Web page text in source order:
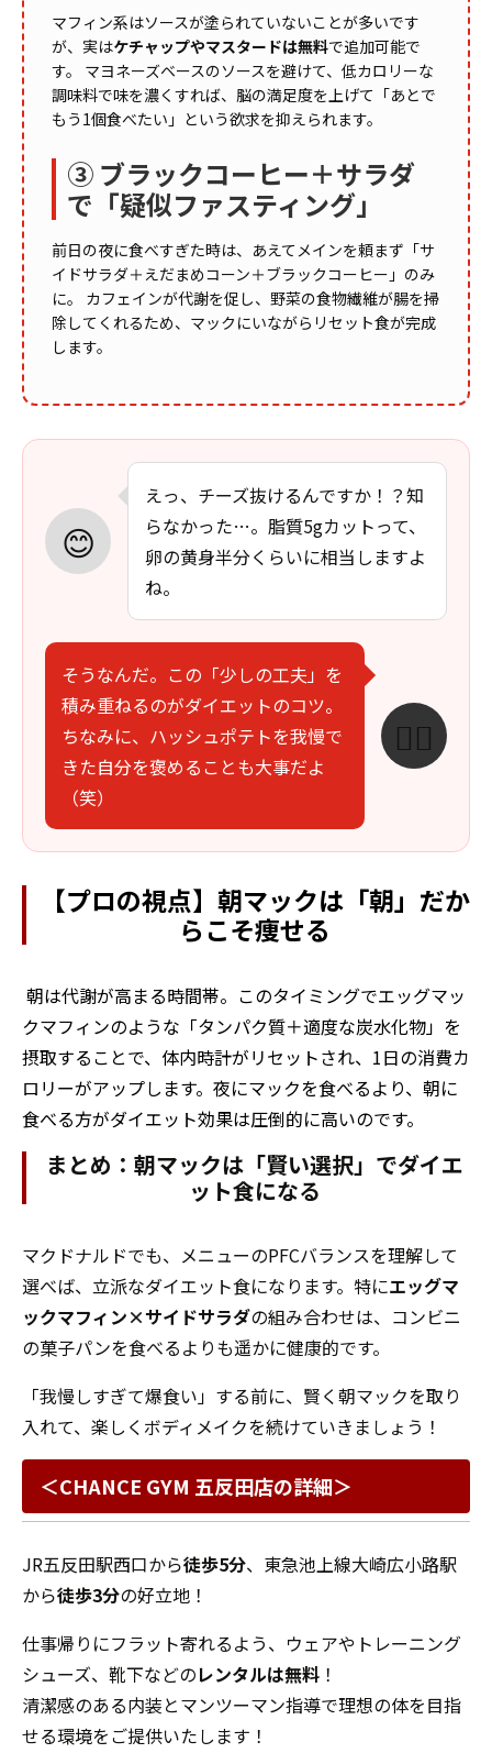
マフィン系はソースが塗られていないことが多いです
が、実はケチャップやマスタードは無料で追加可能で
す。 マヨネーズベースのソースを避けて、低カロリーな
調味料で味を濃くすれば、脳の満足度を上げて「あとで
もう1個食べたい」という欲求を抑えられます。
③ ブラックコーヒー＋サラダ
で「疑似ファスティング」
前日の夜に食べすぎた時は、あえてメインを頼まず「サ
イドサラダ＋えだまめコーン＋ブラックコーヒー」のみ
に。 カフェインが代謝を促し、野菜の食物繊維が腸を掃
除してくれるため、マックにいながらリセット食が完成
します。
😊
えっ、チーズ抜けるんですか！？知
らなかった…。脂質5gカットって、
卵の黄身半分くらいに相当しますよ
ね。
🏃‍♂️
そうなんだ。この「少しの工夫」を
積み重ねるのがダイエットのコツ。
ちなみに、ハッシュポテトを我慢で
きた自分を褒めることも大事だよ
（笑）
【プロの視点】朝マックは「朝」だか
らこそ痩せる
朝は代謝が高まる時間帯。このタイミングでエッグマッ
クマフィンのような「タンパク質＋適度な炭水化物」を
摂取することで、体内時計がリセットされ、1日の消費カ
ロリーがアップします。夜にマックを食べるより、朝に
食べる方がダイエット効果は圧倒的に高いのです。
まとめ：朝マックは「賢い選択」でダイエ
ット食になる
マクドナルドでも、メニューのPFCバランスを理解して
選べば、立派なダイエット食になります。特にエッグマ
ックマフィン×サイドサラダの組み合わせは、コンビニ
の菓子パンを食べるよりも遥かに健康的です。
「我慢しすぎて爆食い」する前に、賢く朝マックを取り
入れて、楽しくボディメイクを続けていきましょう！
＜CHANCE GYM 五反田店の詳細＞
JR五反田駅西口から徒歩5分、東急池上線大崎広小路駅
から徒歩3分の好立地！
仕事帰りにフラット寄れるよう、ウェアやトレーニング
シューズ、靴下などのレンタルは無料 ！
清潔感のある内装とマンツーマン指導で理想の体を目指
せる環境をご提供いたします！